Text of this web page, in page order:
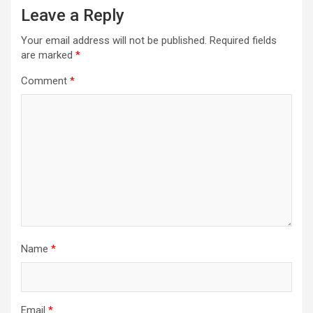
Leave a Reply
Your email address will not be published. Required fields
are marked *
Comment *
Name *
Email *